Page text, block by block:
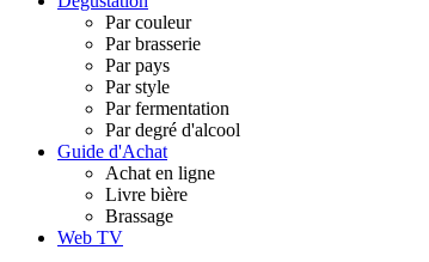
Par couleur
Par brasserie
Par pays
Par style
Par fermentation
Par degré d'alcool
Guide d'Achat
Achat en ligne
Livre bière
Brassage
Web TV